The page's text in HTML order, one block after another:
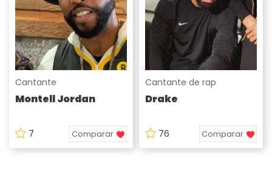
Cantante
Montell Jordan
7 Comparar
Cantante de rap
Drake
76 Comparar